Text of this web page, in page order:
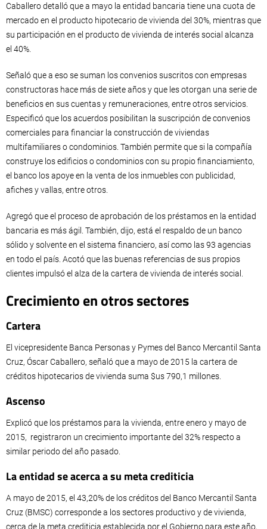
Caballero detalló que a mayo la entidad bancaria tiene una cuota de
mercado en el producto hipotecario de vivienda del 30%, mientras que
su participación en el producto de vivienda de interés social alcanza
el 40%.
Señaló que a eso se suman los convenios suscritos con empresas
constructoras hace más de siete años y que les otorgan una serie de
beneficios en sus cuentas y remuneraciones, entre otros servicios.
Especificó que los acuerdos posibilitan la suscripción de convenios
comerciales para financiar la construcción de viviendas
multifamiliares o condominios. También permite que si la compañía
construye los edificios o condominios con su propio financiamiento,
el banco los apoye en la venta de los inmuebles con publicidad,
afiches y vallas, entre otros.
Agregó que el proceso de aprobación de los préstamos en la entidad
bancaria es más ágil. También, dijo, está el respaldo de un banco
sólido y solvente en el sistema financiero, así como las 93 agencias
en todo el país. Acotó que las buenas referencias de sus propios
clientes impulsó el alza de la cartera de vivienda de interés social.
Crecimiento en otros sectores
Cartera
El vicepresidente Banca Personas y Pymes del Banco Mercantil Santa
Cruz, Óscar Caballero, señaló que a mayo de 2015 la cartera de
créditos hipotecarios de vivienda suma $us 790,1 millones.
Ascenso
Explicó que los préstamos para la vivienda, entre enero y mayo de
2015, registraron un crecimiento importante del 32% respecto a
similar periodo del año pasado.
La entidad se acerca a su meta crediticia
A mayo de 2015, el 43,20% de los créditos del Banco Mercantil Santa
Cruz (BMSC) corresponde a los sectores productivo y de vivienda,
cerca de la meta crediticia establecida por el Gobierno para este año,